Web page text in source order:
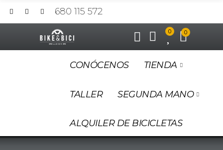
680 115 572
0 0
CONÓCENOS TIENDA
TALLER SEGUNDA MANO
ALQUILER DE BICICLETAS